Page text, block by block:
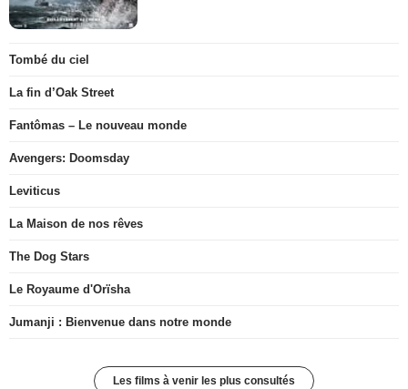
Tombé du ciel
La fin d’Oak Street
Fantômas – Le nouveau monde
Avengers: Doomsday
Leviticus
La Maison de nos rêves
The Dog Stars
Le Royaume d'Orïsha
Jumanji : Bienvenue dans notre monde
Les films à venir les plus consultés